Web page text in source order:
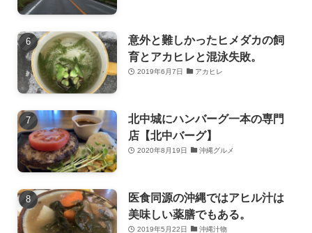
意外と難しかったヒメダカの飼
育とアカヒレと混泳失敗。
2019年6月7日 アカヒレ
北中城にハンバーグ一本の専門
店【北中バーグ】
2020年8月19日 沖縄グルメ
医食同源の沖縄ではアヒル汁は
美味しい薬膳でもある。
2019年5月22日 沖縄汁物